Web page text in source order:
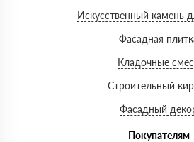
Искусственный камень
Фасадная
Кладочные
Строительный
Фасадный
Покупателям